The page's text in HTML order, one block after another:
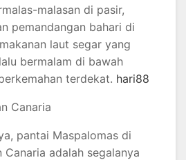
malasan di pasir,
pemandangan bahari di
laut segar yang
bermalam di bawah
terdekat. hari88
Canaria
pantai Maspalomas di
Canaria adalah segalanya